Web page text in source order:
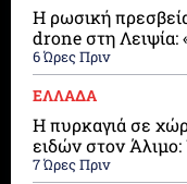
Η ρωσική
drone στη Λειψία:
6 Ώρες Πριν
ΕΛΛΑΔΑ
Η πυρκαγιά σε
ειδών στον
7 Ώρες Πριν